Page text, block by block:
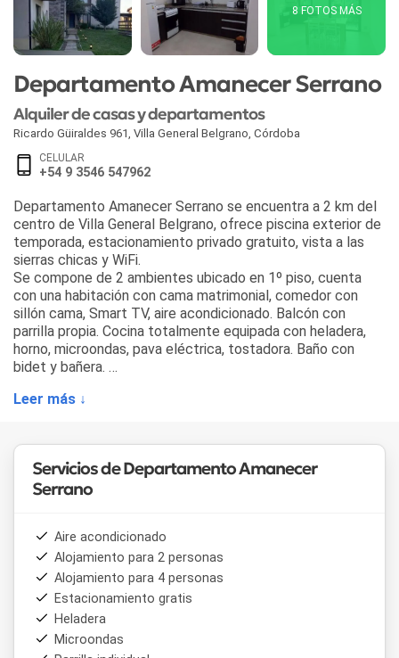
8 FOTOS MÁS
Departamento Amanecer Serrano
Alquiler de casas y departamentos
Ricardo Güiraldes 961 Villa General Belgrano Córdoba
CELULAR
+54 9 3546 547962
Departamento Amanecer Serrano se encuentra a 2 km del
centro de Villa General Belgrano, ofrece piscina exterior de
temporada, estacionamiento privado gratuito, vista a las
sierras chicas y WiFi.
Se compone de 2 ambientes ubicado en 1º piso, cuenta
con una habitación con cama matrimonial, comedor con
sillón cama, Smart TV, aire acondicionado. Balcón con
parrilla propia. Cocina totalmente equipada con heladera,
horno, microondas, pava eléctrica, tostadora. Baño con
bidet y bañera.
Leer más ↓
Servicios de Departamento Amanecer
Serrano
Aire acondicionado
Alojamiento para 2 personas
Alojamiento para 4 personas
Estacionamiento gratis
Heladera
Microondas